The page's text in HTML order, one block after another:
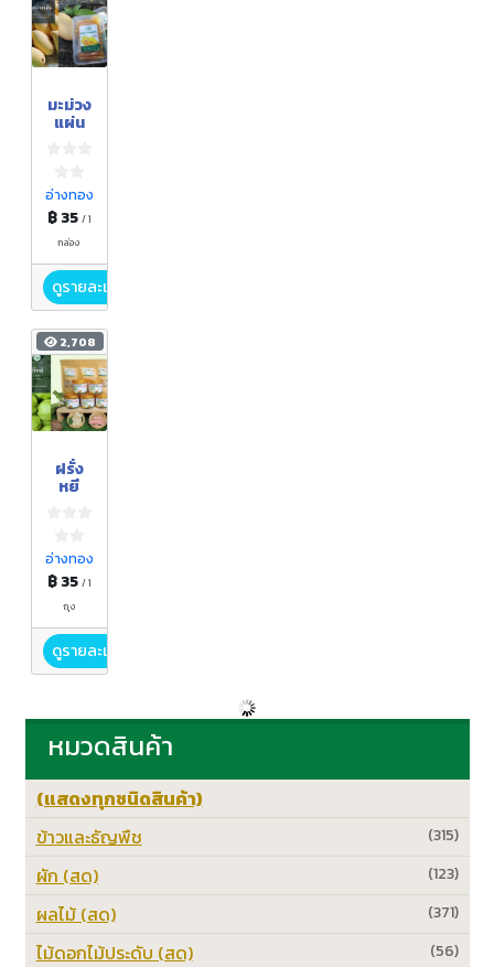
มะม่วง
แผ่น
อ่างทอง
฿ 35 / 1
กล่อง
ดูรายละเอียด
2,708
ฝรั่ง
หยี
อ่างทอง
฿ 35 / 1
ถุง
ดูรายละเอียด
หมวดสินค้า
(แสดงทุกชนิดสินค้า)
(315)
ข้าวและธัญพืช
(123)
ผัก (สด)
(371)
ผลไม้ (สด)
(56)
ไม้ดอกไม้ประดับ (สด)